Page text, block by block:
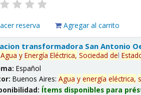
reserva Agregar al carrito
transformadora San Antonio
Agua y Energía Eléctrica, Sociedad del
Español
Buenos Aires:Agua y energía eléctrica,
Ítems disponibles para